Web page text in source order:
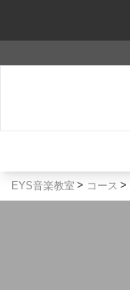
EYS音楽教室 コース